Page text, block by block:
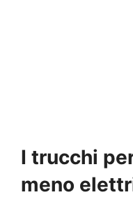
I trucchi
meno